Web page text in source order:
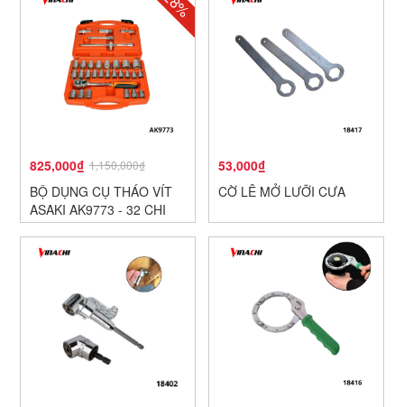
825,000₫ 1,150,000₫
BỘ DỤNG CỤ THÁO VÍT
ASAKI AK9773 - 32 CHI
TIẾT
53,000₫
CỜ LÊ MỞ LƯỠI CƯA